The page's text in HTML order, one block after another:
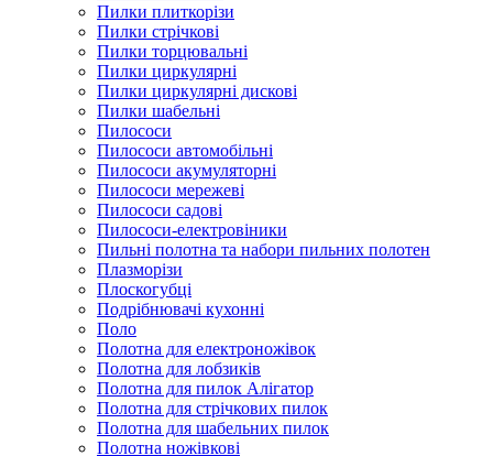
Пилки плиткорізи
Пилки стрічкові
Пилки торцювальні
Пилки циркулярні
Пилки циркулярні дискові
Пилки шабельні
Пилососи
Пилососи автомобільні
Пилососи акумуляторні
Пилососи мережеві
Пилососи садові
Пилососи-електровіники
Пильні полотна та набори пильних полотен
Плазморізи
Плоскогубці
Подрібнювачі кухонні
Поло
Полотна для електроножівок
Полотна для лобзиків
Полотна для пилок Алігатор
Полотна для стрічкових пилок
Полотна для шабельних пилок
Полотна ножівкові